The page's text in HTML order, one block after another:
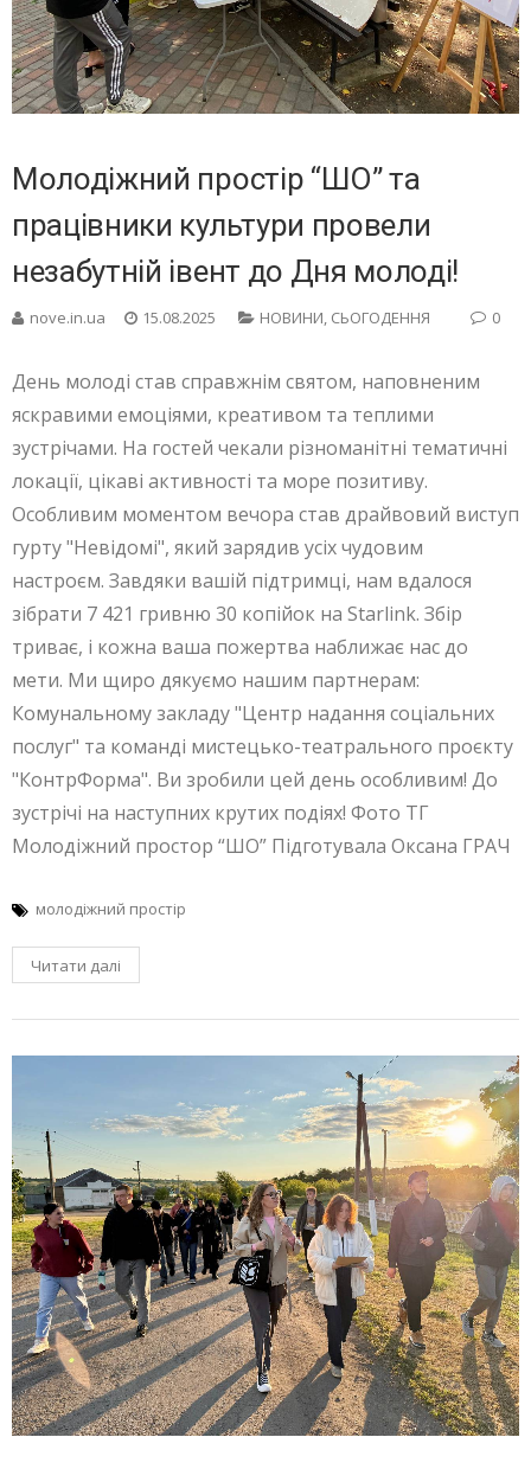
Молодіжний простір “ШО” та
працівники культури провели
незабутній івент до Дня молоді!
nove.in.ua 15.08.2025 НОВИНИ, СЬОГОДЕННЯ 0
День молоді став справжнім святом, наповненим
яскравими емоціями, креативом та теплими
зустрічами. На гостей чекали різноманітні тематичні
локації, цікаві активності та море позитиву.
Особливим моментом вечора став драйвовий виступ
гурту "Невідомі", який зарядив усіх чудовим
настроєм. Завдяки вашій підтримці, нам вдалося
зібрати 7 421 гривню 30 копійок на Starlink. Збір
триває, і кожна ваша пожертва наближає нас до
мети. Ми щиро дякуємо нашим партнерам:
Комунальному закладу "Центр надання соціальних
послуг" та команді мистецько-театрального проєкту
"КонтрФорма". Ви зробили цей день особливим! До
зустрічі на наступних крутих подіях! Фото ТГ
Молодіжний простор “ШО” Підготувала Оксана ГРАЧ
молодіжний простір
Читати далі